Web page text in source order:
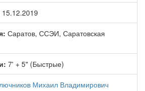
15.12.2019
Саратов, ССЭИ, Саратовская
7' + 5" (Быстрые)
Михаил Владимирович